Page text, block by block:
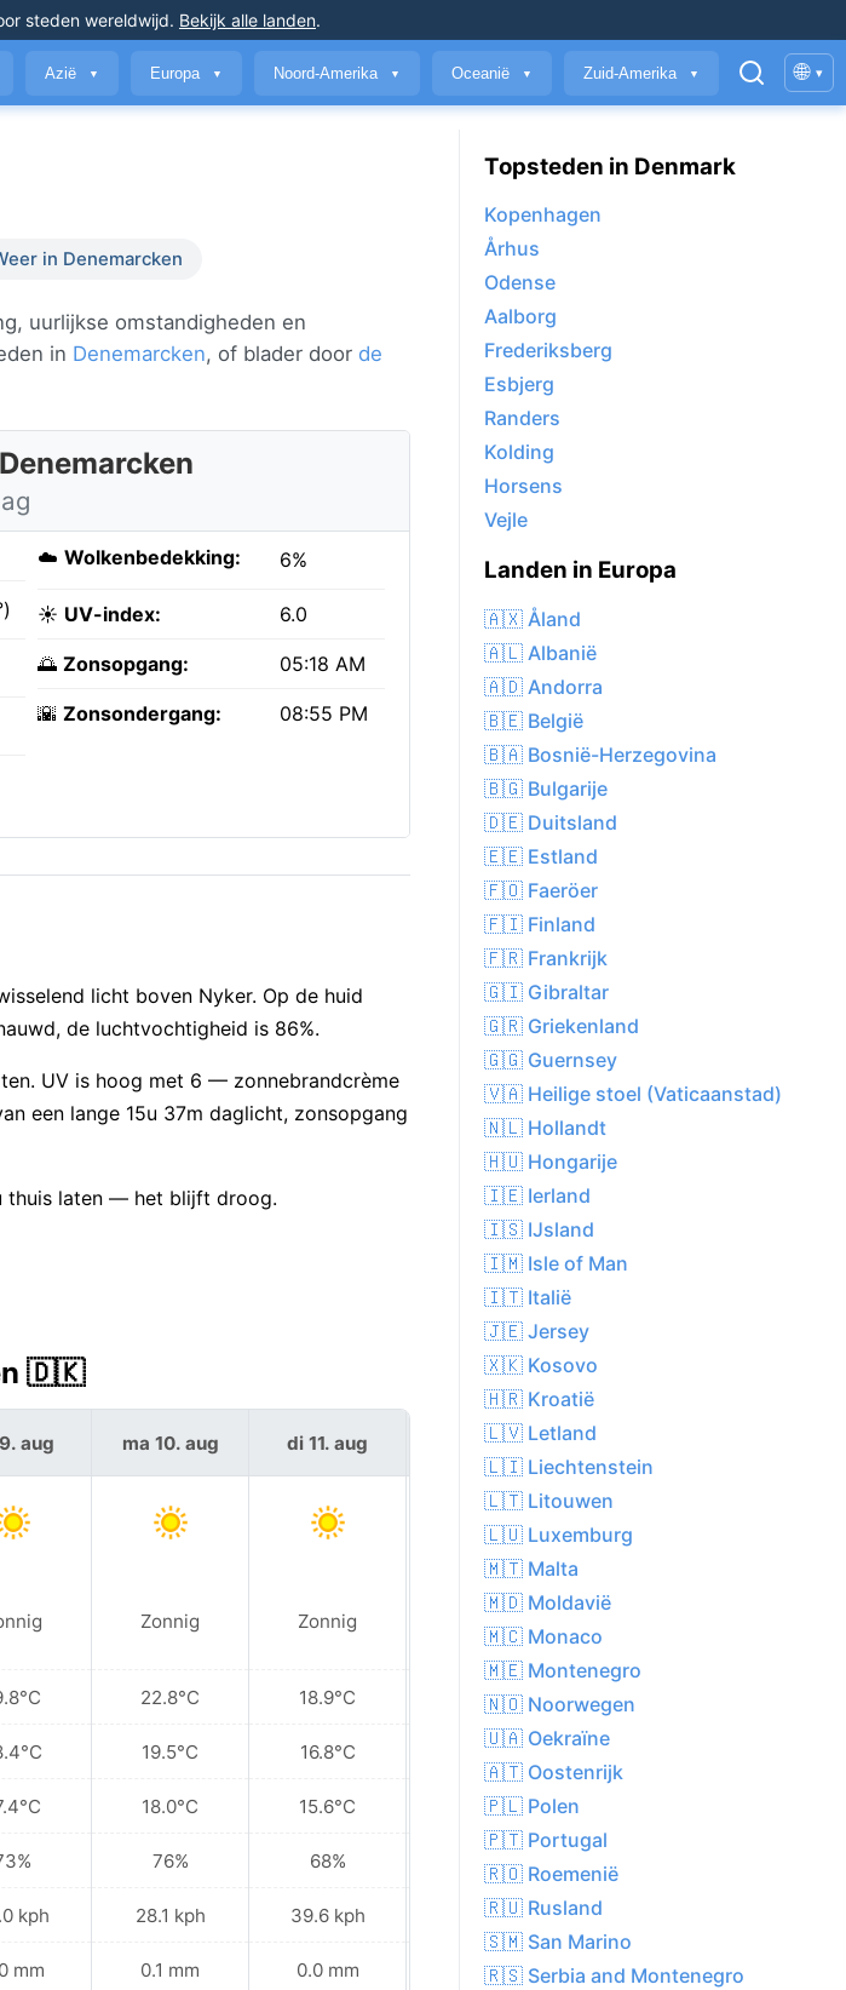
steden wereldwijd. Bekijk alle landen.
Azië ▼ Europa ▼ Noord-Amerika ▼ Oceanië ▼ Zuid-Amerika ▼ 🌐 ▾
in Denemarcken
uurlijkse omstandigheden en
in Denemarcken, of blader door de
☁️ Wolkenbedekking: 6%
☀️ UV-index: 6.0
🌅 Zonsopgang: 05:18 AM
🌇 Zonsondergang: 08:55 PM
licht boven Nyker. Op de huid
de luchtvochtigheid is 86%.
UV is hoog met 6 — zonnebrandcrème
een lange 15u 37m daglicht, zonsopgang
thuis laten — het blijft droog.
🇩🇰
aug
kph
mm
ma 10. aug
Zonnig
22.8°C
19.5°C
18.0°C
76%
28.1 kph
0.1 mm
di 11. aug
Zonnig
18.9°C
16.8°C
15.6°C
68%
39.6 kph
0.0 mm
wo 12. aug
Zonnig
17.7°C
16.2°C
15.3°C
70%
31.7 kph
0.0 mm
Topsteden in Denmark
Kopenhagen
Århus
Odense
Aalborg
Frederiksberg
Esbjerg
Randers
Kolding
Horsens
Vejle
Landen in Europa
🇦🇽 Åland
🇦🇱 Albanië
🇦🇩 Andorra
🇧🇪 België
🇧🇦 Bosnië-Herzegovina
🇧🇬 Bulgarije
🇩🇪 Duitsland
🇪🇪 Estland
🇫🇴 Faeröer
🇫🇮 Finland
🇫🇷 Frankrijk
🇬🇮 Gibraltar
🇬🇷 Griekenland
🇬🇬 Guernsey
🇻🇦 Heilige stoel (Vaticaanstad)
🇳🇱 Hollandt
🇭🇺 Hongarije
🇮🇪 Ierland
🇮🇸 IJsland
🇮🇲 Isle of Man
🇮🇹 Italië
🇯🇪 Jersey
🇽🇰 Kosovo
🇭🇷 Kroatië
🇱🇻 Letland
🇱🇮 Liechtenstein
🇱🇹 Litouwen
🇱🇺 Luxemburg
🇲🇹 Malta
🇲🇩 Moldavië
🇲🇨 Monaco
🇲🇪 Montenegro
🇳🇴 Noorwegen
🇺🇦 Oekraïne
🇦🇹 Oostenrijk
🇵🇱 Polen
🇵🇹 Portugal
🇷🇴 Roemenië
🇷🇺 Rusland
🇸🇲 San Marino
🇷🇸 Serbia and Montenegro